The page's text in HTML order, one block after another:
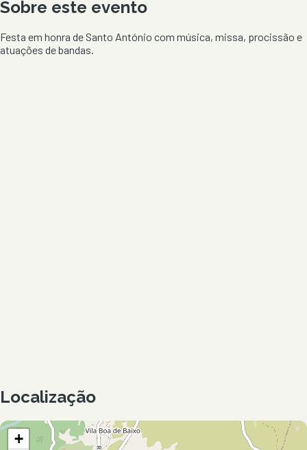
Sobre este evento
Festa em honra de Santo António com música, missa, procissão e
atuações de bandas.
Localização
+